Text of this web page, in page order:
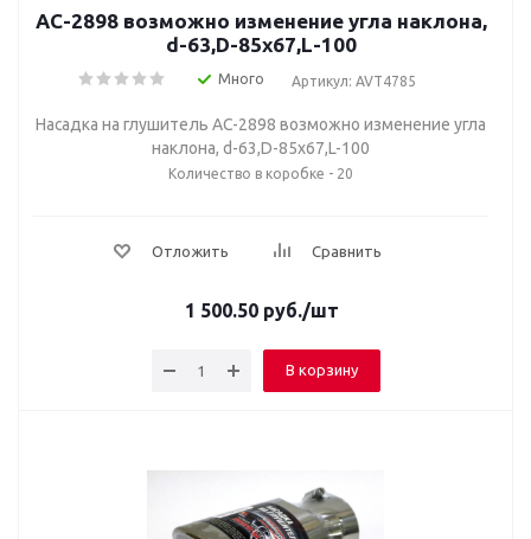
AC-2898 возможно изменение угла наклона,
d-63,D-85х67,L-100
Много Артикул: AVT4785
Насадка на глушитель AC-2898 возможно изменение угла
наклона, d-63,D-85х67,L-100
Количество в коробке - 20
Отложить Сравнить
1 500.50руб./шт
В корзину